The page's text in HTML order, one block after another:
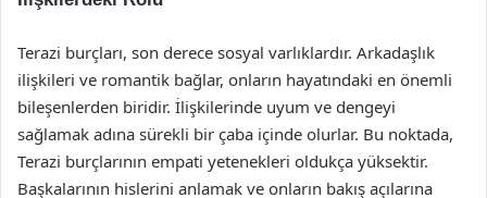
Terazi burçları, son derece sosyal varlıklardır. Arkadaşlık
ilişkileri ve romantik bağlar, onların hayatındaki en önemli
bileşenlerden biridir. İlişkilerinde uyum ve dengeyi
sağlamak adına sürekli bir çaba içinde olurlar. Bu noktada,
Terazi burçlarının empati yetenekleri oldukça yüksektir.
Başkalarının hislerini anlamak ve onların bakış açılarına